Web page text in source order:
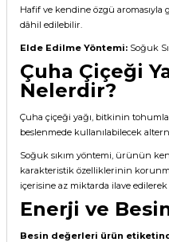
Hafif ve kendine özgü
dâhil edilebilir.
Elde Edilme Yöntemi: Soğuk
Çuha Çiçeği
Nelerdir?
Çuha çiçeği yağı, bitkinin
beslenmede kullanılabilecek
Soğuk sıkım yöntemi, ürünün
karakteristik özelliklerinin
içerisine az miktarda ilave
Enerji ve
Besin değerleri ürün